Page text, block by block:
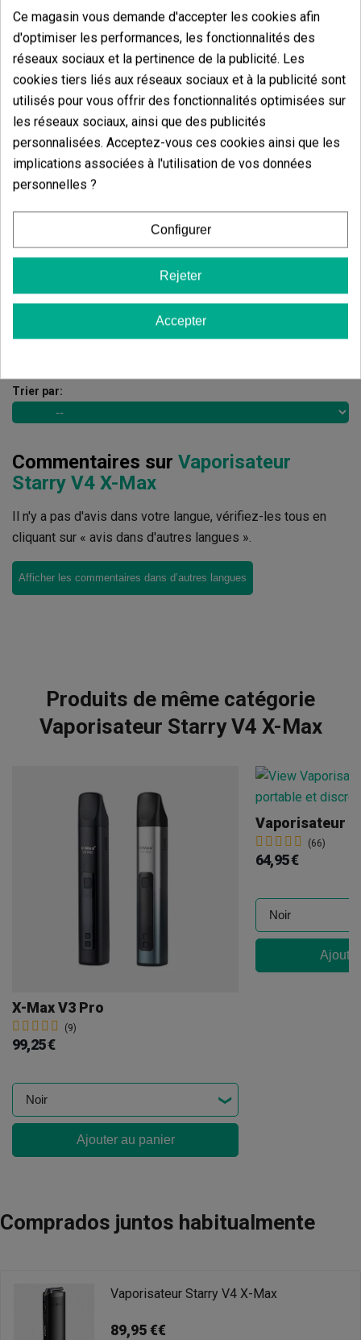
Avis des clients
5 étoiles
100.00%
4 étoiles
3 étoiles
0.00%
Écrivez votre commentaire
5de5
Trier par:
Commentaires sur Vaporisateur
Starry V4 X-Max
Il n'y a pas d'avis dans votre langue, vérifiez-les tous en
cliquant sur « avis dans d'autres langues ».
Afficher les commentaires dans d’autres langues
Produits de même catégorie
Vaporisateur Starry V4 X-Max
X-Max V3 Pro
(9)
99,25 €
Ajouter au panier
Vaporisateur
(66)
64,95 €
Comprados juntos habitualmente
Vaporisateur Starry V4 X-Max
89,95 €€
Ce magasin vous demande d'accepter les cookies afin
d'optimiser les performances, les fonctionnalités des
réseaux sociaux et la pertinence de la publicité. Les
cookies tiers liés aux réseaux sociaux et à la publicité sont
utilisés pour vous offrir des fonctionnalités optimisées sur
les réseaux sociaux, ainsi que des publicités
personnalisées. Acceptez-vous ces cookies ainsi que les
implications associées à l'utilisation de vos données
personnelles ?
Configurer
Rejeter
Accepter